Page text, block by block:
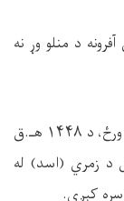
د منلو وړ نه
د ۱۴۴۸ هـ.ق
زمري (اسد) له
کېږي.